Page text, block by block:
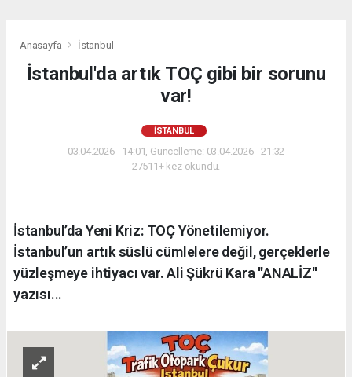
Anasayfa İstanbul
İstanbul'da artık TOÇ gibi bir sorunu
var!
İSTANBUL
03.04.2026 - 14:01, Güncelleme: 03.04.2026 - 21:32
27511+ kez okundu.
İstanbul’da Yeni Kriz: TOÇ Yönetilemiyor.
İstanbul’un artık süslü cümlelere değil, gerçeklerle
yüzleşmeye ihtiyacı var. Ali Şükrü Kara ''ANALİZ''
yazısı...